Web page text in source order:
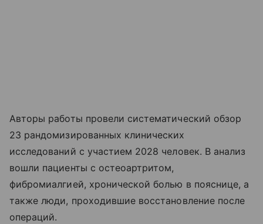
Авторы работы провели систематический обзор
23 рандомизированных клинических
исследований с участием 2028 человек. В анализ
вошли пациенты с остеоартритом,
фибромиалгией, хронической болью в пояснице, а
также люди, проходившие восстановление после
операций.